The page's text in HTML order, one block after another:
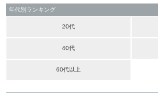
年代別ランキング
20代
40代
60代以上